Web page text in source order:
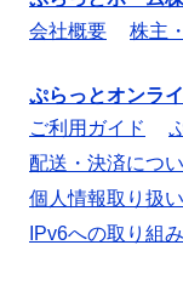
会社概要
株主
ぷらっとオンラ
ご利用ガイド
配送・決済につ
個人情報取り扱
IPv6への取り組み